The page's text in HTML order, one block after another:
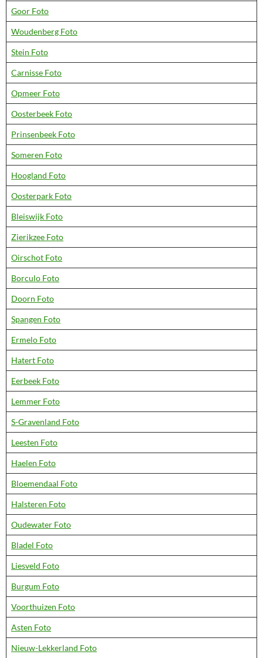
Goor Foto
Woudenberg Foto
Stein Foto
Carnisse Foto
Opmeer Foto
Oosterbeek Foto
Prinsenbeek Foto
Someren Foto
Hoogland Foto
Oosterpark Foto
Bleiswijk Foto
Zierikzee Foto
Oirschot Foto
Borculo Foto
Doorn Foto
Spangen Foto
Ermelo Foto
Hatert Foto
Eerbeek Foto
Lemmer Foto
S-Gravenland Foto
Leesten Foto
Haelen Foto
Bloemendaal Foto
Halsteren Foto
Oudewater Foto
Bladel Foto
Liesveld Foto
Burgum Foto
Voorthuizen Foto
Asten Foto
Nieuw-Lekkerland Foto